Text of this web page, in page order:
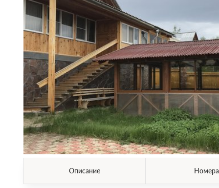
Описание Номера